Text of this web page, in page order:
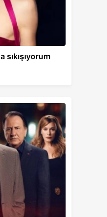
sıkışıyorum